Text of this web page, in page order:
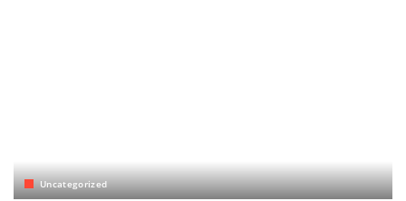
Uncategorized